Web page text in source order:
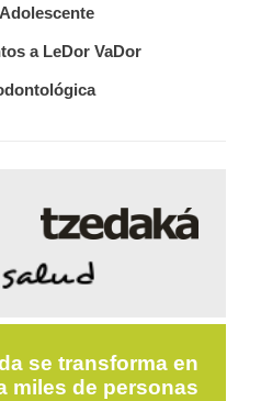
a LeDor VaDor
se transforma en
miles de personas